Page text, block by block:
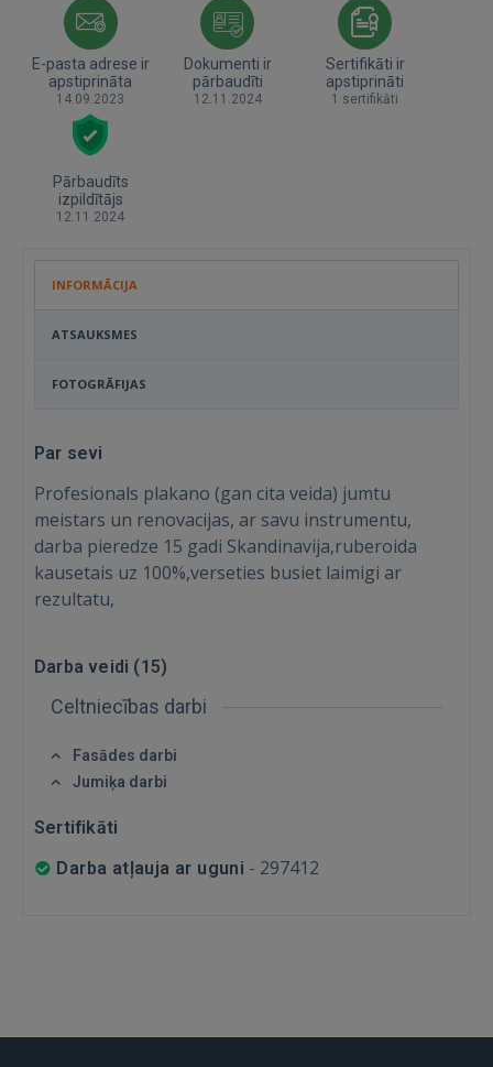
Ienākt
E-pasta adrese ir
apstiprināta
14.09.2023
Dokumenti ir
pārbaudīti
12.11.2024
Sertifikāti ir
apstiprināti
1 sertifikāti
Pārbaudīts
izpildītājs
12.11.2024
INFORMĀCIJA
ATSAUKSMES
FOTOGRĀFIJAS
Par sevi
Profesionals plakano (gan cita veida) jumtu
meistars un renovacijas, ar savu instrumentu,
darba pieredze 15 gadi Skandinavija,ruberoida
kausetais uz 100%,verseties busiet laimigi ar
rezultatu,
Darba veidi (15)
Celtniecības darbi
Fasādes darbi
Jumiķa darbi
Sertifikāti
Darba atļauja ar uguni - 297412